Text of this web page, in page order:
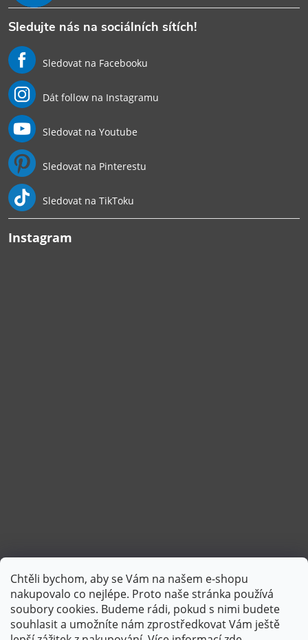
Chtěli bychom, aby se Vám na našem e-shopu
nakupovalo co nejlépe. Proto naše stránka používá
soubory cookies. Budeme rádi, pokud s nimi budete
souhlasit a umožníte nám zprostředkovat Vám ještě
Sledujte nás na sociálních sítích!
Sledovat na Facebooku
Dát follow na Instagramu
Sledovat na Youtube
Sledovat na Pinterestu
Sledovat na TikToku
Instagram
Sledovat na Instagramu